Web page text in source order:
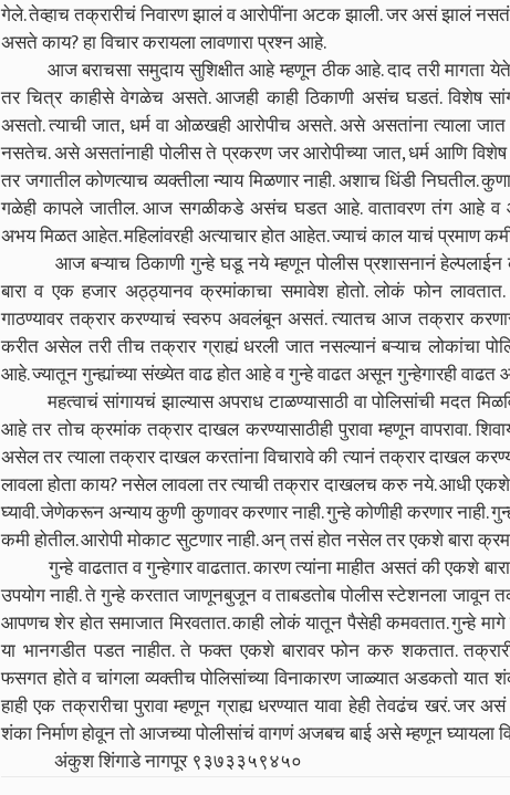
गेले. तेव्हाच तक्रारीचं निवारण झालं व आरोपींना अटक झाली. जर असं झालं
असते काय? हा विचार करायला लावणारा प्रश्न आहे.
आज बराचसा समुदाय सुशिक्षीत आहे म्हणून ठीक आहे. दाद तरी मागता
तर चित्र काहीसे वेगळेच असते. आजही काही ठिकाणी असंच घडतं. विशेष
असतो. त्याची जात, धर्म वा ओळखही आरोपीच असते. असे असतांना त्याला
नसतेच. असे असतांनाही पोलीस ते प्रकरण जर आरोपीच्या जात, धर्म आणि
तर जगातील कोणत्याच व्यक्तीला न्याय मिळणार नाही. अशाच धिंडी निघतील.
गळेही कापले जातील. आज सगळीकडे असंच घडत आहे. वातावरण तंग आहे व
अभय मिळत आहेत. महिलांवरही अत्याचार होत आहेत. ज्याचं काल याचं प्रमाण
आज बऱ्याच ठिकाणी गुन्हे घडू नये म्हणून पोलीस प्रशासनानं हेल्पलाईन
बारा व एक हजार अठ्ठ्यानव क्रमांकाचा समावेश होतो. लोकं फोन लावतात.
गाठण्यावर तक्रार करण्याचं स्वरुप अवलंबून असतं. त्यातच आज तक्रार
करीत असेल तरी तीच तक्रार ग्राह्यं धरली जात नसल्यानं बऱ्याच लोकांचा
आहे. ज्यातून गुन्ह्यांच्या संख्येत वाढ होत आहे व गुन्हे वाढत असून गुन्हेगारही वाढत
महत्वाचं सांगायचं झाल्यास अपराध टाळण्यासाठी वा पोलिसांची मदत
आहे तर तोच क्रमांक तक्रार दाखल करण्यासाठीही पुरावा म्हणून वापरावा.
असेल तर त्याला तक्रार दाखल करतांना विचारावे की त्यानं तक्रार दाखल
लावला होता काय? नसेल लावला तर त्याची तक्रार दाखलच करु नये. आधी एकशे
घ्यावी. जेणेकरून अन्याय कुणी कुणावर करणार नाही. गुन्हे कोणीही करणार नाही.
कमी होतील. आरोपी मोकाट सुटणार नाही. अन् तसं होत नसेल तर एकशे बारा
गुन्हे वाढतात व गुन्हेगार वाढतात. कारण त्यांना माहीत असतं की एकशे
उपयोग नाही. ते गुन्हे करतात जाणूनबुजून व ताबडतोब पोलीस स्टेशनला जावून
आपणच शेर होत समाजात मिरवतात. काही लोकं यातून पैसेही कमवतात. गुन्हे
या भानगडीत पडत नाहीत. ते फक्त एकशे बारावर फोन करु शकतात.
फसगत होते व चांगला व्यक्तीच पोलिसांच्या विनाकारण जाळ्यात अडकतो यात
हाही एक तक्रारीचा पुरावा म्हणून ग्राह्य धरण्यात यावा हेही तेवढंच खरं. जर
शंका निर्माण होवून तो आजच्या पोलीसांचं वागणं अजबच बाई असे म्हणून घ्यायला
अंकुश शिंगाडे नागपूर ९३७३३५९४५०